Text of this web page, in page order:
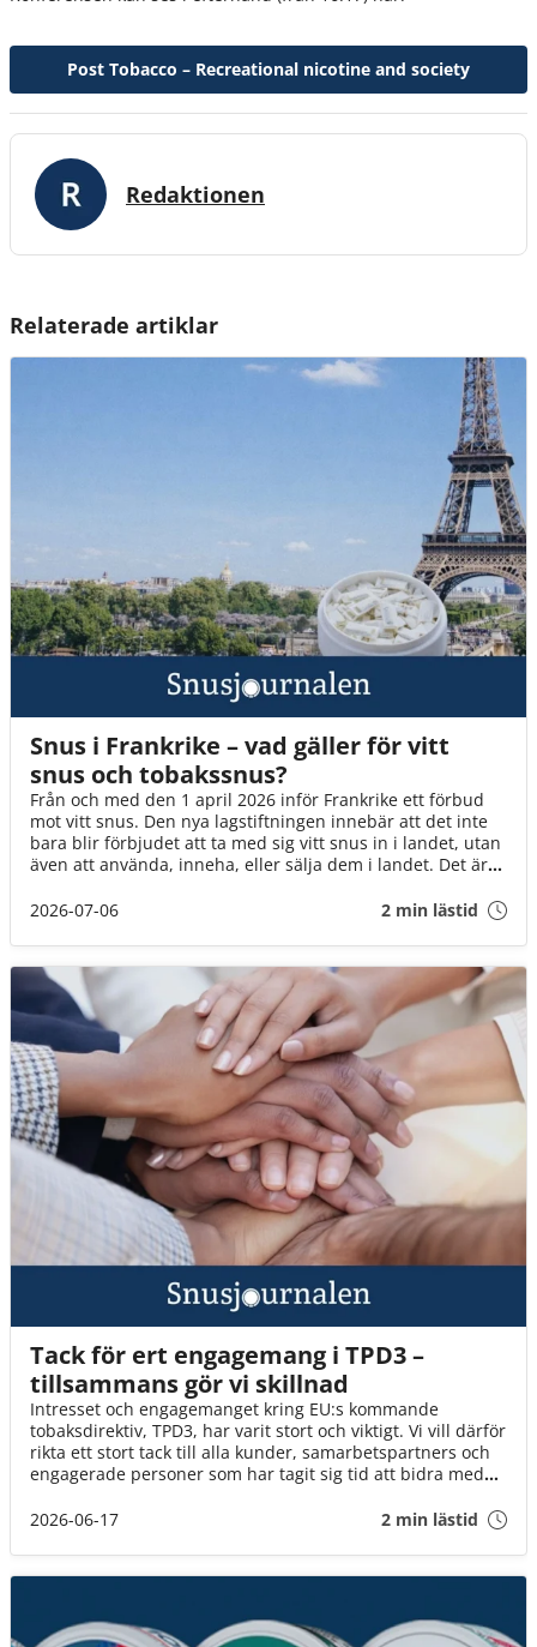
Post Tobacco – Recreational nicotine and society
Redaktionen
Relaterade artiklar
Snus i Frankrike – vad gäller för vitt
snus och tobakssnus?
Från och med den 1 april 2026 inför Frankrike ett förbud
mot vitt snus. Den nya lagstiftningen innebär att det inte
bara blir förbjudet att ta med sig vitt snus in i landet, utan
även att använda, inneha, eller sälja dem i landet. Det är
(för eget bruk och i rimlig mängd).
2026-07-06 2 min lästid
Tack för ert engagemang i TPD3 –
tillsammans gör vi skillnad
Intresset och engagemanget kring EU:s kommande
tobaksdirektiv, TPD3, har varit stort och viktigt. Vi vill därför
rikta ett stort tack till alla kunder, samarbetspartners och
engagerade personer som har tagit sig tid att bidra med
2026-06-17
2 min lästid